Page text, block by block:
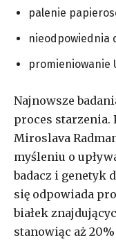
palenie
nieodpowiednia
promieniowanie
Najnowsze
proces starzenia.
Miroslava
myśleniu o
badacz i genetyk
się odpowiada
białek
stanowiąc aż